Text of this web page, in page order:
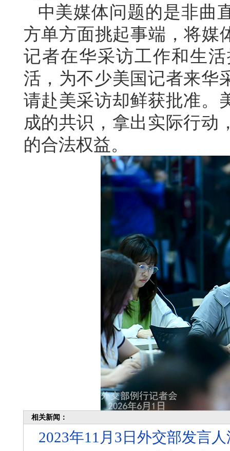
中美媒体问题的是非曲
方单方面挑起事端，将媒
记者在华采访工作和生
活，为不少美国记者来华
请赴美采访却鲜获批准。
成的共识，拿出实际行动
的合法权益。
相关新闻：
2023年11月3日外交部发言